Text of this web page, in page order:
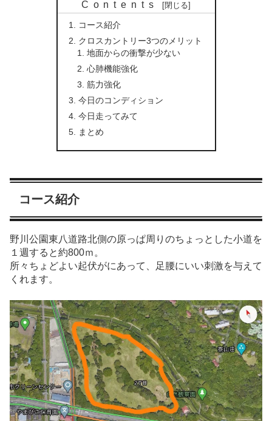
Contents
コース紹介
クロスカントリー3つのメリット
地面からの衝撃が少ない
心肺機能強化
筋力強化
今日のコンディション
今日走ってみて
まとめ
コース紹介
野川公園東八道路北側の原っぱ周りのちょっとした小道を
１週すると約800ｍ。
所々ちょどよい起伏がにあって、足腰にいい刺激を与えて
くれます。